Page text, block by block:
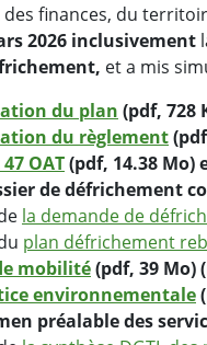
finances, du
2026 inclusivement
et a mis
du plan (pdf, 728
du règlement
OAT(pdf, 14.38 Mo)
de défrichement
la demande de
plan défrichement
mobilité(pdf, 39
environnementale
préalable des